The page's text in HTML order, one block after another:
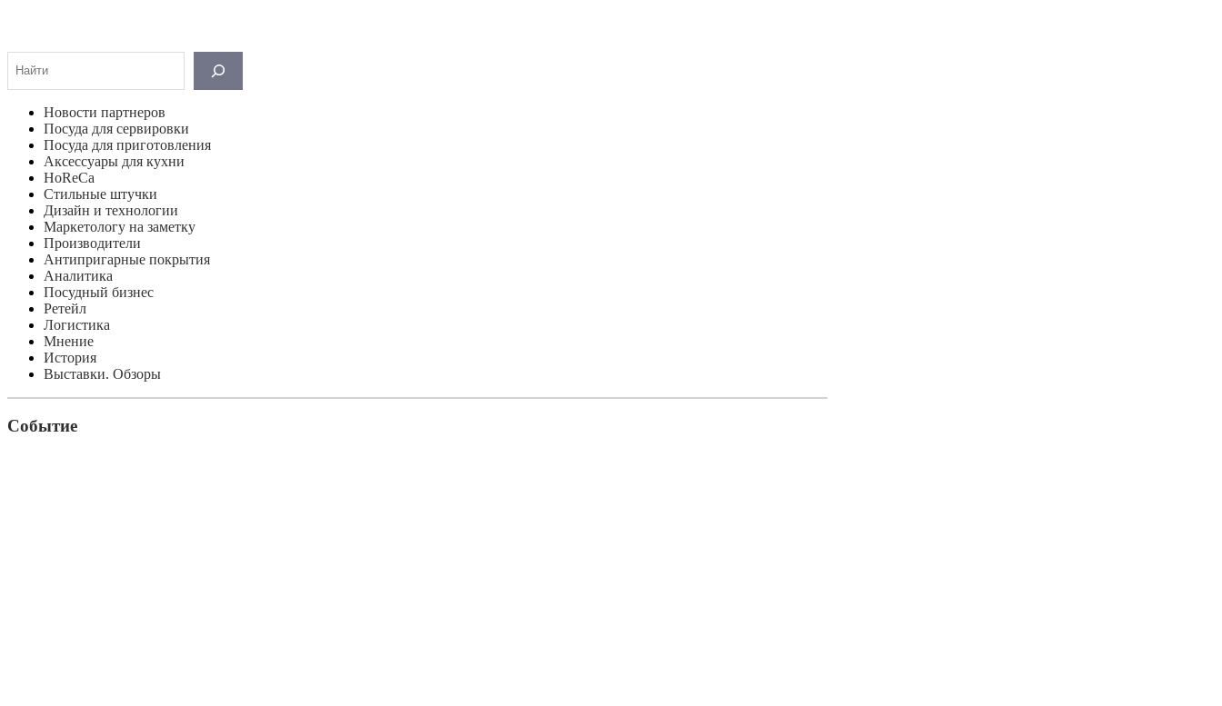
Новости партнеров
Посуда для сервировки
Посуда для приготовления
Аксессуары для кухни
HoReCa
Стильные штучки
Дизайн и технологии
Маркетологу на заметку
Производители
Антипригарные покрытия
Аналитика
Посудный бизнес
Ретейл
Логистика
Мнение
История
Выставки. Обзоры
Событие